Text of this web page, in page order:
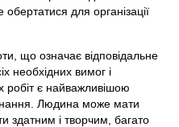
для організації
що означає відповідальне
необхідних вимог і
робіт є найважливішою
Людина може мати
здатним і творчим, багато